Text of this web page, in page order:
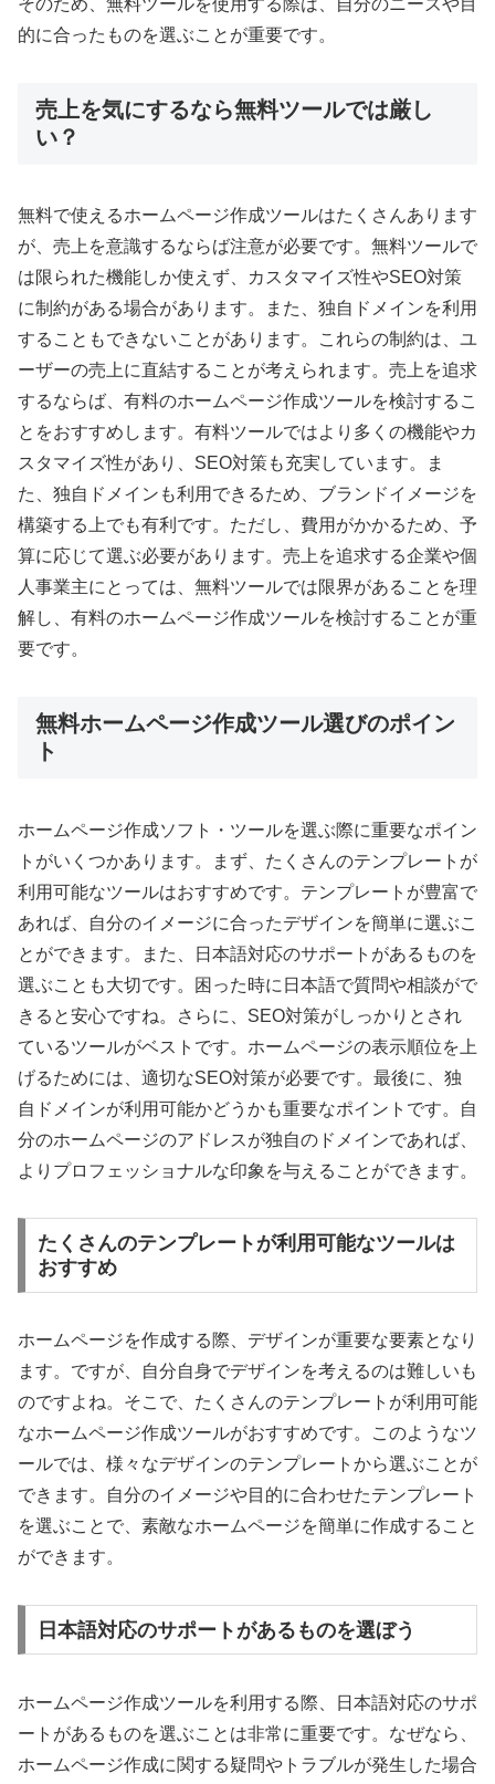
そのため、無料ツールを使用する際は、自分のニーズや目
的に合ったものを選ぶことが重要です。
売上を気にするなら無料ツールでは厳し
い？
無料で使えるホームページ作成ツールはたくさんあります
が、売上を意識するならば注意が必要です。無料ツールで
は限られた機能しか使えず、カスタマイズ性やSEO対策
に制約がある場合があります。また、独自ドメインを利用
することもできないことがあります。これらの制約は、ユ
ーザーの売上に直結することが考えられます。売上を追求
するならば、有料のホームページ作成ツールを検討するこ
とをおすすめします。有料ツールではより多くの機能やカ
スタマイズ性があり、SEO対策も充実しています。ま
た、独自ドメインも利用できるため、ブランドイメージを
構築する上でも有利です。ただし、費用がかかるため、予
算に応じて選ぶ必要があります。売上を追求する企業や個
人事業主にとっては、無料ツールでは限界があることを理
解し、有料のホームページ作成ツールを検討することが重
要です。
無料ホームページ作成ツール選びのポイン
ト
ホームページ作成ソフト・ツールを選ぶ際に重要なポイン
トがいくつかあります。まず、たくさんのテンプレートが
利用可能なツールはおすすめです。テンプレートが豊富で
あれば、自分のイメージに合ったデザインを簡単に選ぶこ
とができます。また、日本語対応のサポートがあるものを
選ぶことも大切です。困った時に日本語で質問や相談がで
きると安心ですね。さらに、SEO対策がしっかりとされ
ているツールがベストです。ホームページの表示順位を上
げるためには、適切なSEO対策が必要です。最後に、独
自ドメインが利用可能かどうかも重要なポイントです。自
分のホームページのアドレスが独自のドメインであれば、
よりプロフェッショナルな印象を与えることができます。
たくさんのテンプレートが利用可能なツールは
おすすめ
ホームページを作成する際、デザインが重要な要素となり
ます。ですが、自分自身でデザインを考えるのは難しいも
のですよね。そこで、たくさんのテンプレートが利用可能
なホームページ作成ツールがおすすめです。このようなツ
ールでは、様々なデザインのテンプレートから選ぶことが
できます。自分のイメージや目的に合わせたテンプレート
を選ぶことで、素敵なホームページを簡単に作成すること
ができます。
日本語対応のサポートがあるものを選ぼう
ホームページ作成ツールを利用する際、日本語対応のサポ
ートがあるものを選ぶことは非常に重要です。なぜなら、
ホームページ作成に関する疑問やトラブルが発生した場合